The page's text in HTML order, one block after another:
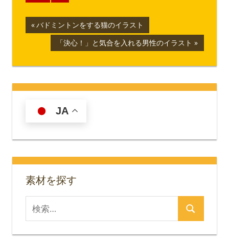
投
ナ
ビ
ゲ
ー
シ
ョ
ン
前
の
バドミントンをする猫のイラスト
次
の
記
「決心！」と気合を入れる男性のイラスト
JA
素材を探す
索
対
検